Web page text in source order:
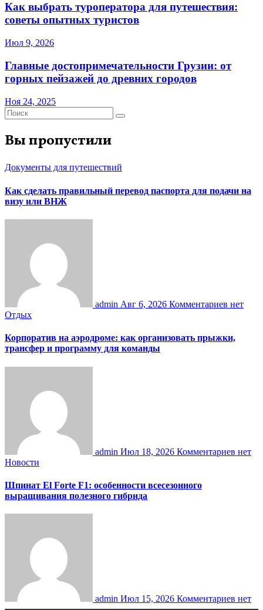
Как выбрать туроператора для путешествия:
советы опытных туристов
Июл 9, 2026
Главные достопримечательности Грузии: от
горных пейзажей до древних городов
Ноя 24, 2025
Вы пропустили
Документы для путешествий
Как сделать правильный перевод паспорта для подачи на
визу или ВНЖ
admin Авг 6, 2026 Комментариев нет
Отдых
Корпоратив на аэродроме: как организовать прыжки,
трансфер и программу для команды
admin Июл 18, 2026 Комментариев нет
Новости
Шпинат El Forte F1: особенности всесезонного
выращивания полезного гибрида
admin Июл 15, 2026 Комментариев нет